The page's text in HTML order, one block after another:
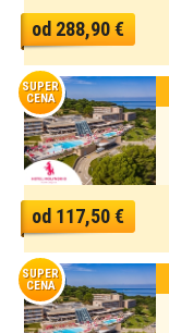
od 288,90 €
SUPER
CENA
od 117,50 €
SUPER
CENA